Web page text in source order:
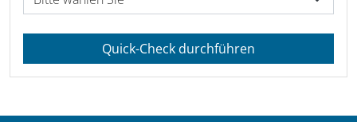
Quick-Check durchführen